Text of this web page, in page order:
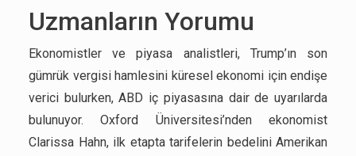
Uzmanların Yorumu
Ekonomistler ve piyasa analistleri, Trump’ın son
gümrük vergisi hamlesini küresel ekonomi için endişe
verici bulurken, ABD iç piyasasına dair de uyarılarda
bulunuyor. Oxford Üniversitesi’nden ekonomist
Clarissa Hahn, ilk etapta tarifelerin bedelini Amerikan